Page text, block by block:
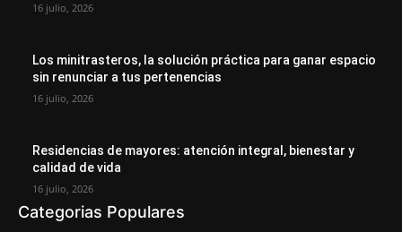
16 julio, 2026
Los minitrasteros, la solución práctica para ganar espacio
sin renunciar a tus pertenencias
16 julio, 2026
Residencias de mayores: atención integral, bienestar y
calidad de vida
16 julio, 2026
Categorias Populares